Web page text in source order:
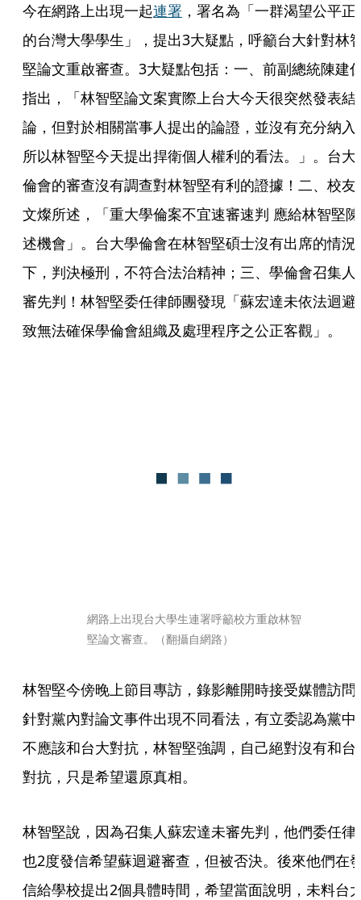
今在網路上出現一起連署 ，署名為「一群渴望公平正
的台灣大學學生」，提出3大疑點，呼籲台大針對林
堅論文重啟審查。3大疑點包括：一、前副總統陳建
指出，「林智堅論文案實際上台大今天很突然發表結
論，但對於相關當事人提出的論證，並沒有充分納入
所以林智堅今天提出捍衛個人權利的看法。」。台大
倫會的審查沒有調查對林智堅有利的證據！二、校友
文燦所述，「重大學倫案不宜速審速判 應給林智堅陳
述機會」。台大學倫會在林智堅碩士沒有出席的情況
下，判決極刑，不符合法治精神；三、學倫會召集人
審先判！林智堅委任律師團發現「蘇宏達未依法迴避
致無法確保學倫會組織及處理程序之公正客觀」。
網路上出現台大學生連署呼籲校方重啟林智
堅論文審查。（翻攝自網路）
林智堅今傍晚上節目專訪，錄影離開時接受媒體訪問
針對黨內對論文事件出現不同看法，有立委認為黨中
不應該和台大對抗，林智堅強調，自己絕對沒有和台
對抗，只是希望還原真相。
林智堅說，因為召集人蘇宏達未審先判，他們委任律
也2度發信希望蘇迴避審查，但被否決。後來他們在
信給學校提出2個具體時間，希望當面說明，未料台